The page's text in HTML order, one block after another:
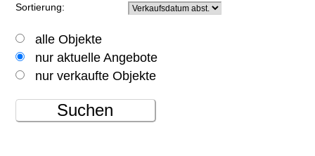
Sortierung:
alle Objekte
nur aktuelle Angebote
nur verkaufte Objekte
Suchen